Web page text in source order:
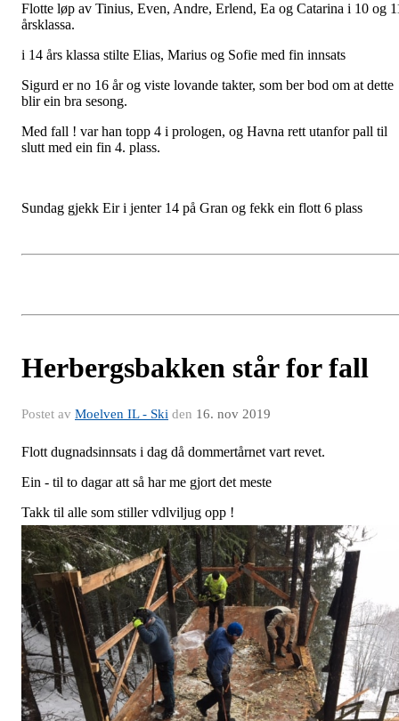
Flotte løp av Tinius, Even, Andre, Erlend, Ea og Catarina i 10 og
årsklassa.
i 14 års klassa stilte Elias, Marius og Sofie med fin innsats
Sigurd er no 16 år og viste lovande takter, som ber bod om at dette
blir ein bra sesong.
Med fall ! var han topp 4 i prologen, og Havna rett utanfor pall til
slutt med ein fin 4. plass.
Sundag gjekk Eir i jenter 14 på Gran og fekk ein flott 6 plass
Herbergsbakken står for fall
Postet av Moelven IL - Ski den 16. nov 2019
Flott dugnadsinnsats i dag då dommertårnet vart revet.
Ein - til to dagar att så har me gjort det meste
Takk til alle som stiller vdlviljug opp !